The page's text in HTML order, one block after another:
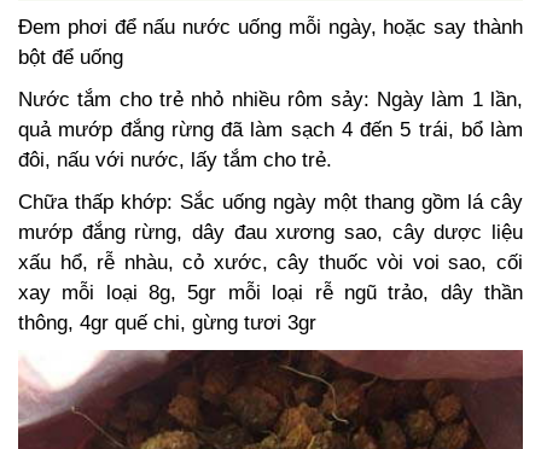
Đem phơi để nấu nước uống mỗi ngày, hoặc say thành
bột để uống
Nước tắm cho trẻ nhỏ nhiều rôm sảy: Ngày làm 1 lần,
quả mướp đắng rừng đã làm sạch 4 đến 5 trái, bổ làm
đôi, nấu với nước, lấy tắm cho trẻ.
Chữa thấp khớp: Sắc uống ngày một thang gồm lá cây
mướp đắng rừng, dây đau xương sao, cây dược liệu
xấu hổ, rễ nhàu, cỏ xước, cây thuốc vòi voi sao, cối
xay mỗi loại 8g, 5gr mỗi loại rễ ngũ trảo, dây thần
thông, 4gr quế chi, gừng tươi 3gr